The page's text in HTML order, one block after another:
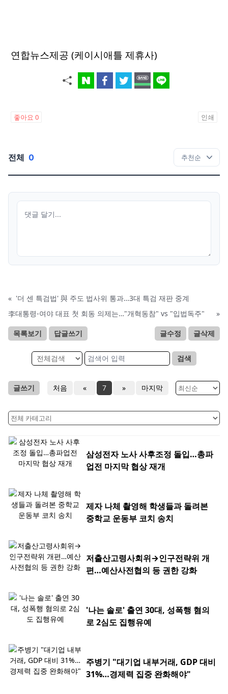
연합뉴스제공 (케이시애틀 제휴사)
좋아요 0 인쇄
전체 0
« '더 센 특검법' 與 주도 법사위 통과…3대 특검 재판 중계
李대통령-여야 대표 첫 회동 의제는…"개혁동참" vs "입법독주"
»
목록보기 답글쓰기 글수정 글삭제
검색
글쓰기 처음 « 7 » 마지막
삼성전자 노사 사후조정 돌입…총파
업전 마지막 협상 재개
제자 나체 촬영해 학생들과 돌려본
중학교 운동부 코치 송치
저출산고령사회위→인구전략위 개
편…예산사전협의 등 권한 강화
'나는 솔로' 출연 30대, 성폭행 혐의
로 2심도 집행유예
주병기 "대기업 내부거래, GDP 대비
31%…경제력 집중 완화해야"